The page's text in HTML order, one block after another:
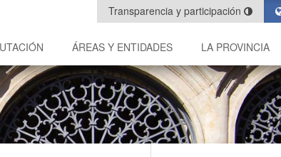
Transparencia y participación
ÁREAS Y ENTIDADES LA PROVINCIA